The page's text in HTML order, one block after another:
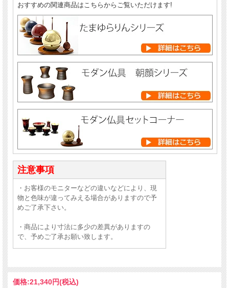
おすすめの関連商品はこちらからご覧いただけます!
注意事項
・お客様のモニターなどの違いなどにより、現
物と色味が違ってみえる場合がありますので予
めご了承下さい。
・商品により寸法に多少の差異がありますの
で、予めご了承お願い致します。
価格:21,340円(税込)